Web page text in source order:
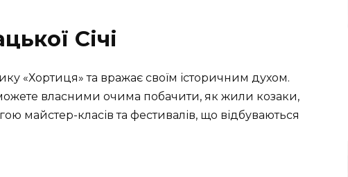
Січі
«Хортиця» та вражає своїм історичним духом.
власними очима побачити, як жили козаки,
майстер-класів та фестивалів, що відбуваються